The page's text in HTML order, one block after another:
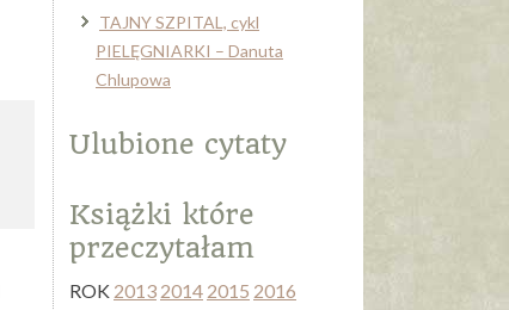
TAJNY SZPITAL, cykl
PIELĘGNIARKI – Danuta
Chlupowa
Ulubione cytaty
Książki które
przeczytałam
ROK 2013 2014 2015 2016